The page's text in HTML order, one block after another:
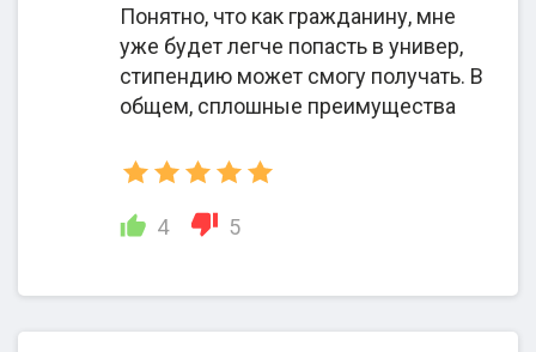
Сроки получения паспорта ЕС по репатриации в
Румынию с 2EU.IN — до 2 лет. При
дистанционном сотрудничестве поддерживать
связь можно через мессенджеры, электронную
почту, мобильную связь. Чтобы процесс
оформления гражданства не затянулся, следует
заранее позаботиться о полном комплекте
документов. В ином случае дело будет
Понятно, что как гражданину, мне
уже будет легче попасть в универ,
стипендию может смогу получать. В
общем, сплошные преимущества
4 5